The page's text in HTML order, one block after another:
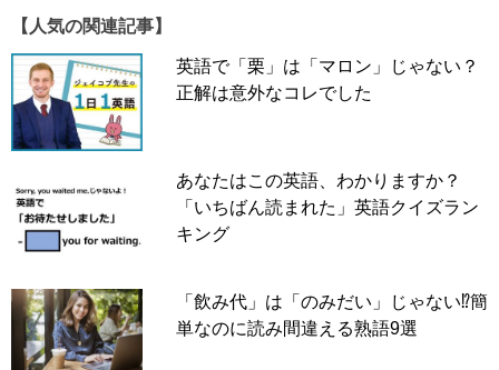
Give it a try!を、ネイティブはよくこう言います。
【人気の関連記事】
英語で「栗」は「マロン」じゃない？
正解は意外なコレでした
あなたはこの英語、わかりますか？
「いちばん読まれた」英語クイズラン
キング
「飲み代」は「のみだい」じゃない⁉簡
単なのに読み間違える熟語9選